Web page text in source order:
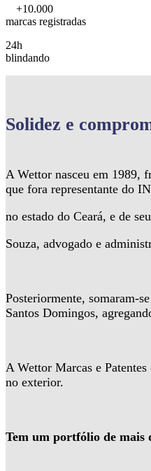
+10.000
marcas registradas
24h
blindando
Solidez e
A Wettor nasceu em 1989,
que fora representante do
no estado do Ceará, e de
Souza, advogado e
Posteriormente, somaram-
Santos Domingos,
A Wettor Marcas e
no exterior.
Tem um portfólio de mais